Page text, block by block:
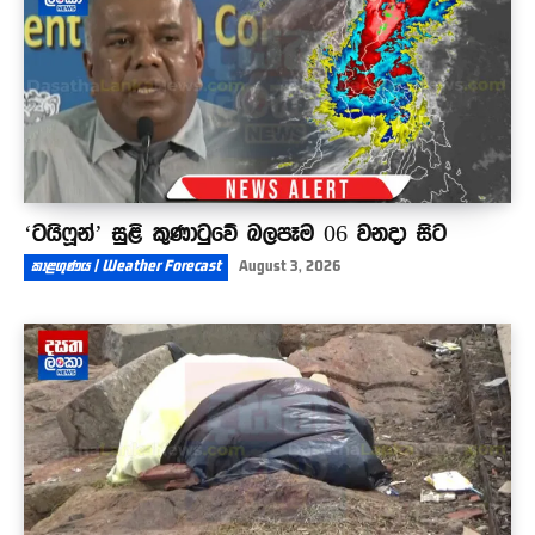
‘ටයිෆූන්’ සුළි කුණාටුවේ බලපෑම 06 වනදා සිට
කාළගුණය | Weather Forecast August 3, 2026